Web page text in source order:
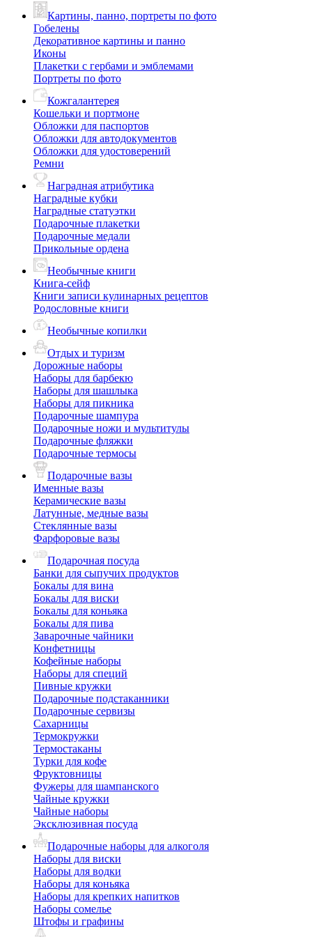
Картины, панно, портреты по фото
Гобелены
Декоративное картины и панно
Иконы
Плакетки с гербами и эмблемами
Портреты по фото
Кожгалантерея
Кошельки и портмоне
Обложки для паспортов
Обложки для автодокументов
Обложки для удостоверений
Ремни
Наградная атрибутика
Наградные кубки
Наградные статуэтки
Подарочные плакетки
Подарочные медали
Прикольные ордена
Необычные книги
Книга-сейф
Книги записи кулинарных рецептов
Родословные книги
Необычные копилки
Отдых и туризм
Дорожные наборы
Наборы для барбекю
Наборы для шашлыка
Наборы для пикника
Подарочные шампура
Подарочные ножи и мультитулы
Подарочные фляжки
Подарочные термосы
Подарочные вазы
Именные вазы
Керамические вазы
Латунные, медные вазы
Стеклянные вазы
Фарфоровые вазы
Подарочная посуда
Банки для сыпучих продуктов
Бокалы для вина
Бокалы для виски
Бокалы для коньяка
Бокалы для пива
Заварочные чайники
Конфетницы
Кофейные наборы
Наборы для специй
Пивные кружки
Подарочные подстаканники
Подарочные сервизы
Сахарницы
Термокружки
Термостаканы
Турки для кофе
Фруктовницы
Фужеры для шампанского
Чайные кружки
Чайные наборы
Эксклюзивная посуда
Подарочные наборы для алкоголя
Наборы для виски
Наборы для водки
Наборы для коньяка
Наборы для крепких напитков
Наборы сомелье
Штофы и графины